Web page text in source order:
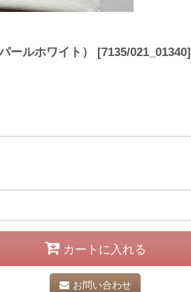
ールホワイト） [7135/021_01340]
カートに入れる
お問い合わせ